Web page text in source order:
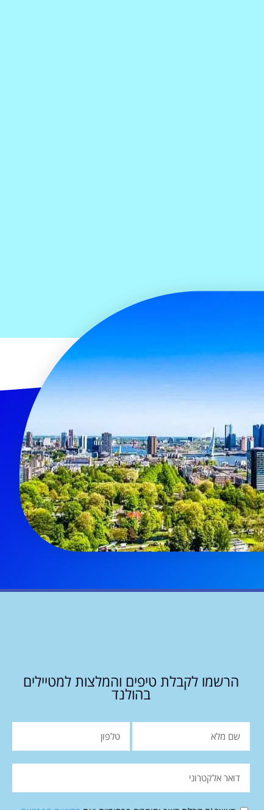
הרשמו לקבלת טיפים והמלצות למטיילים
בהולנד